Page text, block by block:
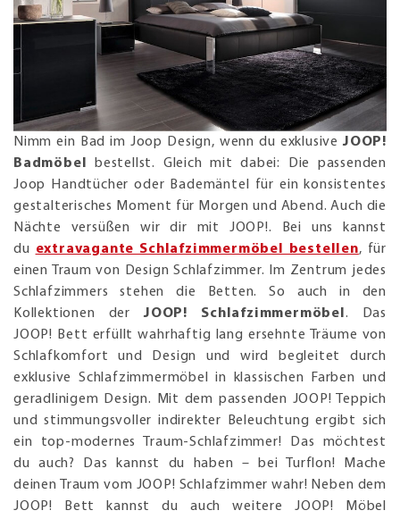
Nimm ein Bad im Joop Design, wenn du exklusive JOOP!
Badmöbel
bestellst. Gleich mit dabei: Die passenden
Joop Handtücher oder Bademäntel für ein konsistentes
gestalterisches Moment für Morgen und Abend. Auch die
Nächte versüßen wir dir mit JOOP!. Bei uns kannst
du extravagante Schlafzimmermöbel bestellen, für
einen Traum von Design Schlafzimmer. Im Zentrum jedes
Schlafzimmers stehen die Betten. So auch in den
Kollektionen derJOOP! Schlafzimmermöbel . Das
JOOP! Bett erfüllt wahrhaftig lang ersehnte Träume von
Schlafkomfort und Design und wird begleitet durch
exklusive Schlafzimmermöbel in klassischen Farben und
geradlinigem Design. Mit dem passenden JOOP! Teppich
und stimmungsvoller indirekter Beleuchtung ergibt sich
ein top-modernes Traum-Schlafzimmer! Das möchtest
du auch? Das kannst du haben – bei Turflon! Mache
deinen Traum vom JOOP! Schlafzimmer wahr! Neben dem
JOOP! Bett kannst du auch weitere JOOP! Möbel